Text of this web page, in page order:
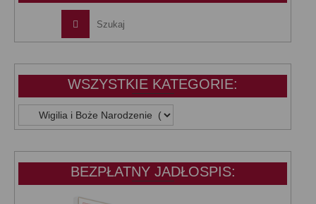
WSZYSTKIE KATEGORIE:
WSZYSTKIE
KATEGORIE:
BEZPŁATNY JADŁOSPIS: